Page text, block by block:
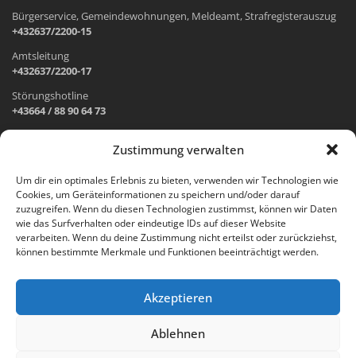
Zustimmung verwalten
Um dir ein optimales Erlebnis zu bieten, verwenden wir Technologien wie
Cookies, um Geräteinformationen zu speichern und/oder darauf
zuzugreifen. Wenn du diesen Technologien zustimmst, können wir Daten
wie das Surfverhalten oder eindeutige IDs auf dieser Website
verarbeiten. Wenn du deine Zustimmung nicht erteilst oder zurückziehst,
können bestimmte Merkmale und Funktionen beeinträchtigt werden.
Akzeptieren
Ablehnen
Bürgerservice, Gemeindewohnungen, Meldeamt, Strafregisterauszug
+432637/2200-15
Amtsleitung
+432637/2200-17
Störungshotline
+43664 / 88 90 64 73
Wr. Neustädter Straße 1
2733 Grünbach am Schneeberg
Öffnungszeiten Gemeindeamt:
Montag: 8.00 – 12.00 Uhr und 14.00 – 18.00 Uhr
Freitag: 8.00 – 12.00 Uhr
Email: